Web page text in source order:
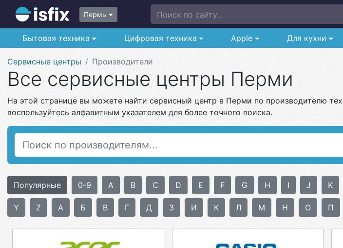
Пермь Поиск по сайту...
Бытовая техника Цифровая техника Apple Для кухни
Сервисные центры Производители
Все сервисные центры Перми
На этой странице вы можете найти сервисный центр в Перми по производителю
воспользуйтесь алфавитным указателем для более точного поиска.
Популярные 0-9 A B C D E F G H I J K
Y Z А Б В Г Д З И К Л М Н О П